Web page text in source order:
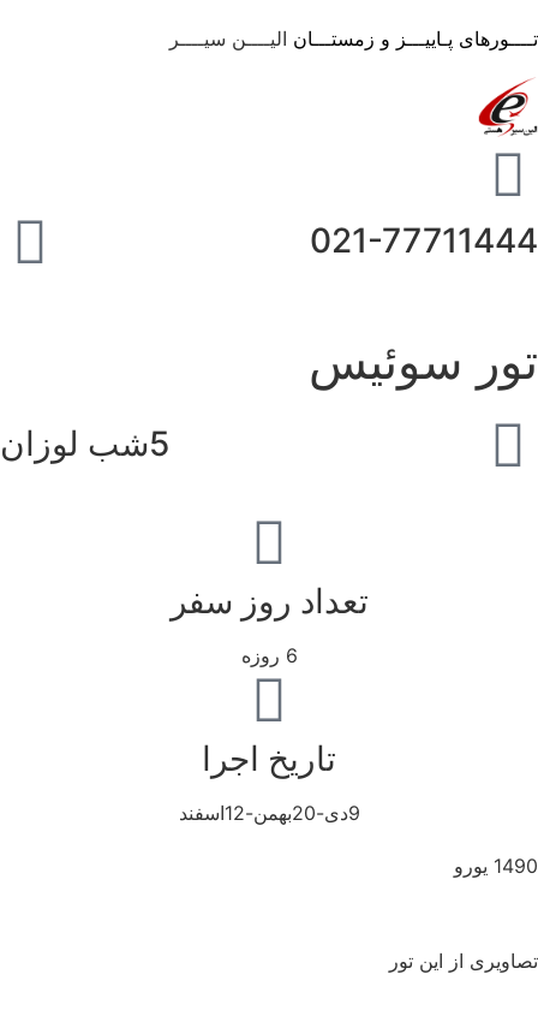
پـاییـــز و زمستـــانالیــــن سیــــر
021-
سوئیس
5شب لوزان
تعداد روز سفر
تاریخ اجرا
یورو
از این تور